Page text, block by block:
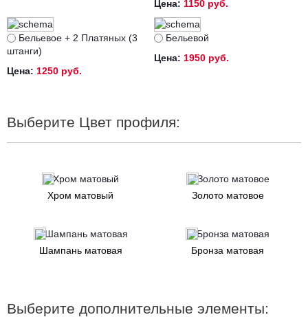
Цена: 1150 руб.
Бельевое + 2 Платяных (3
штанги)
Цена: 1250 руб.
Бельевой
Цена: 1950 руб.
Выберите Цвет профиля:
Хром матовый Золото матовое
Шампань матовая Бронза матовая
Выберите дополнительные элементы: